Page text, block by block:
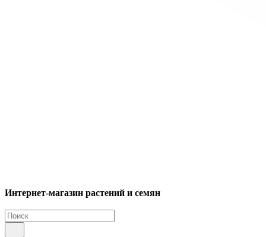
Интернет-магазин растений и семян